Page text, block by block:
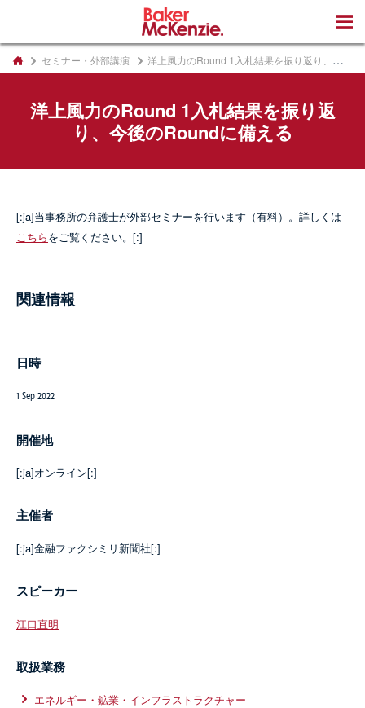
セミナー・外部講演 洋上風力のRound 1入札結果を振り返り、今後のRoundに備える
洋上風力のRound 1入札結果を振り返
り、今後のRoundに備える
[:ja]当事務所の弁護士が外部セミナーを行います（有料）。詳しくは
こちらをご覧ください。[:]
関連情報
日時
1 Sep 2022
開催地
[:ja]オンライン[:]
主催者
[:ja]金融ファクシミリ新聞社[:]
スピーカー
江口直明
取扱業務
エネルギー・鉱業・インフラストラクチャー